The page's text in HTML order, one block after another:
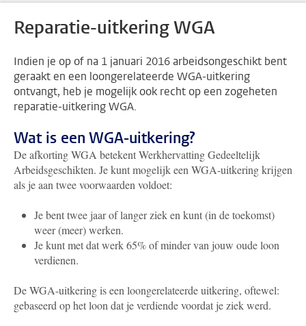
Reparatie-uitkering WGA
Indien je op of na 1 januari 2016 arbeidsongeschikt bent
geraakt en een loongerelateerde WGA-uitkering
ontvangt, heb je mogelijk ook recht op een zogeheten
reparatie-uitkering WGA.
Wat is een WGA-uitkering?
De afkorting WGA betekent Werkhervatting Gedeeltelijk
Arbeidsgeschikten. Je kunt mogelijk een WGA-uitkering krijgen
als je aan twee voorwaarden voldoet:
Je bent twee jaar of langer ziek en kunt (in de toekomst)
weer (meer) werken.
Je kunt met dat werk 65% of minder van jouw oude loon
verdienen.
De WGA-uitkering is een loongerelateerde uitkering, oftewel:
gebaseerd op het loon dat je verdiende voordat je ziek werd.